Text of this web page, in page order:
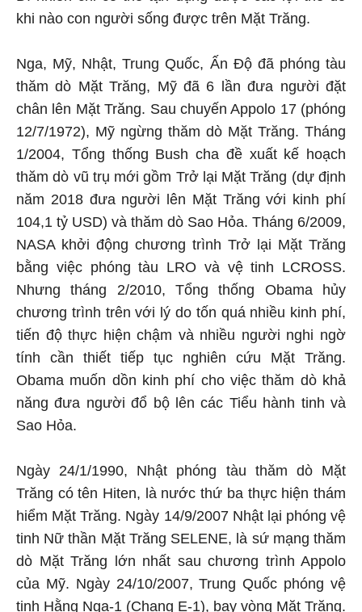
khi nào con người sống được trên Mặt Trăng.
Nga, Mỹ, Nhật, Trung Quốc, Ấn Độ đã phóng tàu
thăm dò Mặt Trăng, Mỹ đã 6 lần đưa người đặt
chân lên Mặt Trăng. Sau chuyến Appolo 17 (phóng
12/7/1972), Mỹ ngừng thăm dò Mặt Trăng. Tháng
1/2004, Tổng thống Bush cha đề xuất kế hoạch
thăm dò vũ trụ mới gồm Trở lại Mặt Trăng (dự định
năm 2018 đưa người lên Mặt Trăng với kinh phí
104,1 tỷ USD) và thăm dò Sao Hỏa. Tháng 6/2009,
NASA khởi động chương trình Trở lại Mặt Trăng
bằng việc phóng tàu LRO và vệ tinh LCROSS.
Nhưng tháng 2/2010, Tổng thống Obama hủy
chương trình trên với lý do tốn quá nhiều kinh phí,
tiến độ thực hiện chậm và nhiều người nghi ngờ
tính cần thiết tiếp tục nghiên cứu Mặt Trăng.
Obama muốn dồn kinh phí cho việc thăm dò khả
năng đưa người đổ bộ lên các Tiểu hành tinh và
Sao Hỏa.
Ngày 24/1/1990, Nhật phóng tàu thăm dò Mặt
Trăng có tên Hiten, là nước thứ ba thực hiện thám
hiểm Mặt Trăng. Ngày 14/9/2007 Nhật lại phóng vệ
tinh Nữ thần Mặt Trăng SELENE, là sứ mạng thăm
dò Mặt Trăng lớn nhất sau chương trình Appolo
của Mỹ. Ngày 24/10/2007, Trung Quốc phóng vệ
tinh Hằng Nga-1 (Chang E-1), bay vòng Mặt Trăng.